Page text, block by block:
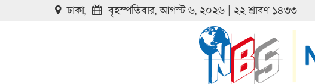
ঢাকা, বৃহস্পতিবার, আগস্ট ৬, ২০২৬ | ২২ শ্রাবণ ১৪৩৩